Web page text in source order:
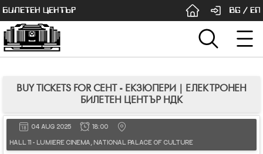
БИЛЕТЕН ЦЕНТЪР BG / EN
BUY TICKETS FOR СЕНТ - ЕКЗЮПЕРИ | ЕЛЕКТРОНЕН
БИЛЕТЕН ЦЕНТЪР НДК
04 AUG 2025 18:00
HALL 11 - LUMIERE CINEMA, NATIONAL PALACE OF CULTURE